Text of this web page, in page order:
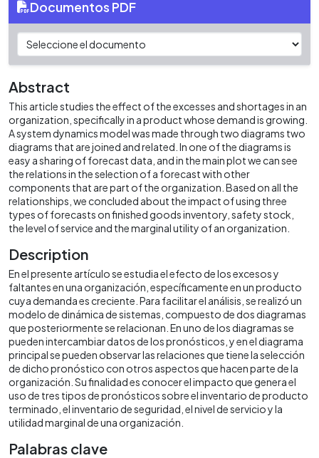
Documentos PDF
Abstract
This article studies the effect of the excesses and shortages in an
organization, specifically in a product whose demand is growing.
A system dynamics model was made through two diagrams two
diagrams that are joined and related. In one of the diagrams is
easy a sharing of forecast data, and in the main plot we can see
the relations in the selection of a forecast with other
components that are part of the organization. Based on all the
relationships, we concluded about the impact of using three
types of forecasts on finished goods inventory, safety stock,
the level of service and the marginal utility of an organization.
Description
En el presente artículo se estudia el efecto de los excesos y
faltantes en una organización, específicamente en un producto
cuya demanda es creciente. Para facilitar el análisis, se realizó un
modelo de dinámica de sistemas, compuesto de dos diagramas
que posteriormente se relacionan. En uno de los diagramas se
pueden intercambiar datos de los pronósticos, y en el diagrama
principal se pueden observar las relaciones que tiene la selección
de dicho pronóstico con otros aspectos que hacen parte de la
organización. Su finalidad es conocer el impacto que genera el
uso de tres tipos de pronósticos sobre el inventario de producto
terminado, el inventario de seguridad, el nivel de servicio y la
utilidad marginal de una organización.
Palabras clave